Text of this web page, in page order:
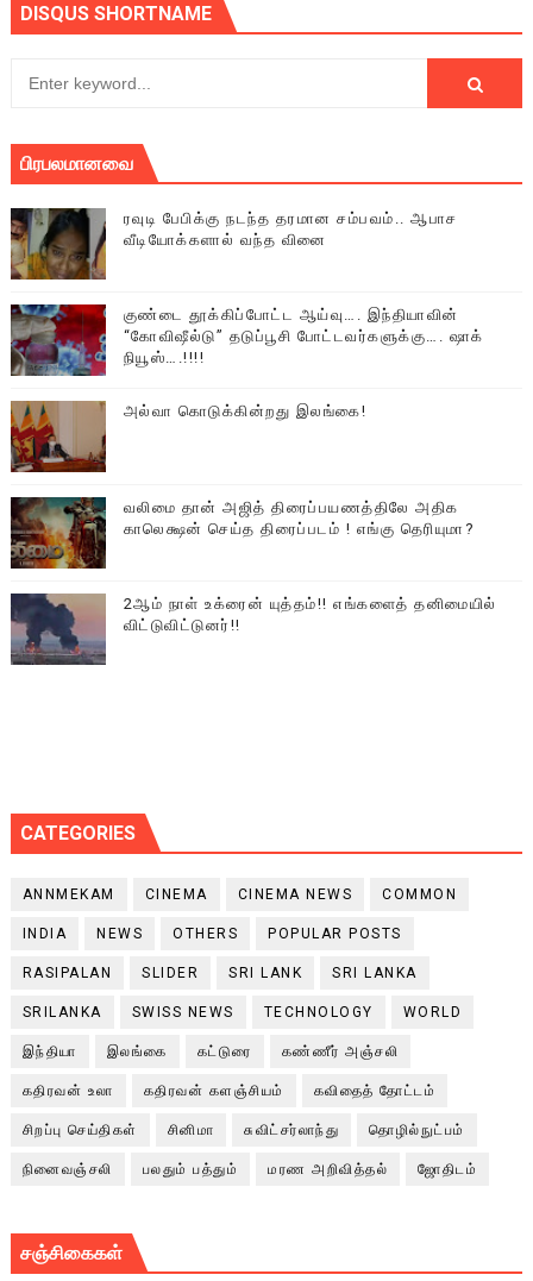
DISQUS SHORTNAME
பிரபலமானவை
ரவுடி பேபிக்கு நடந்த தரமான சம்பவம்.. ஆபாச
வீடியோக்களால் வந்த வினை
குண்டை தூக்கிப்போட்ட ஆய்வு…. இந்தியாவின்
“கோவிஷீல்டு” தடுப்பூசி போட்டவர்களுக்கு…. ஷாக்
நியூஸ்….!!!!
அல்வா கொடுக்கின்றது இலங்கை!
வலிமை தான் அஜித் திரைப்பயணத்திலே அதிக
காலெக்ஷன் செய்த திரைப்படம் ! எங்கு தெரியுமா?
2ஆம் நாள் உக்ரைன் யுத்தம்!! எங்களைத் தனிமையில்
விட்டுவிட்டுனர்!!
CATEGORIES
ANNMEKAM CINEMA CINEMA NEWS COMMON
INDIA NEWS OTHERS POPULAR POSTS
RASIPALAN SLIDER SRI LANK SRI LANKA
SRILANKA SWISS NEWS TECHNOLOGY WORLD
இந்தியா இலங்கை கட்டுரை கண்ணீர் அஞ்சலி
கதிரவன் உலா கதிரவன் களஞ்சியம் கவிதைத் தோட்டம்
சிறப்பு செய்திகள் சினிமா சுவிட்சர்லாந்து தொழில்நுட்பம்
நினைவஞ்சலி பலதும் பத்தும் மரண அறிவித்தல் ஜோதிடம்
சஞ்சிகைகள்